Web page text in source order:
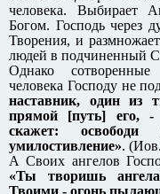
человека. Выбирает
Богом. Господь через
Творения, и
людей в подчиненный
Однако
человека Господу не
наставник, один из
прямой [путь] его,
скажет:
умилостивление».
А Своих ангелов
«Ты творишь
Твоими - огонь